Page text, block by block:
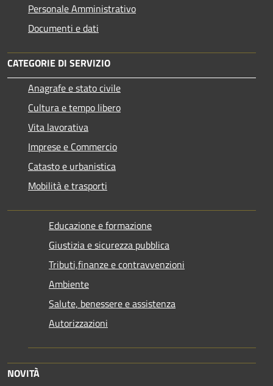
Personale Amministrativo
Documenti e dati
CATEGORIE DI SERVIZIO
Anagrafe e stato civile
Cultura e tempo libero
Vita lavorativa
Imprese e Commercio
Catasto e urbanistica
Mobilità e trasporti
Educazione e formazione
Giustizia e sicurezza pubblica
Tributi,finanze e contravvenzioni
Ambiente
Salute, benessere e assistenza
Autorizzazioni
NOVITÀ